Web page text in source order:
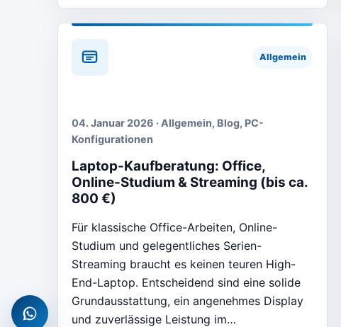
Allgemein
04. Januar 2026 · Allgemein, Blog, PC-
Konfigurationen
Laptop-Kaufberatung: Office,
Online-Studium & Streaming (bis ca.
800 €)
Für klassische Office-Arbeiten, Online-
Studium und gelegentliches Serien-
Streaming braucht es keinen teuren High-
End-Laptop. Entscheidend sind eine solide
Grundausstattung, ein angenehmes Display
und zuverlässige Leistung im…
WhatsApp